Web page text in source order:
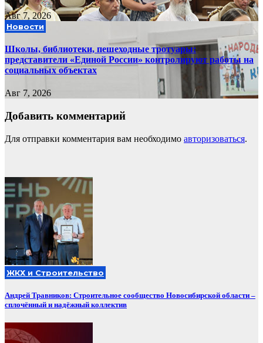
Авг 7, 2026
Новости
Школы, библиотеки, пешеходные тротуары:
представители «Единой России» контролируют работы на
социальных объектах
Авг 7, 2026
Добавить комментарий
Для отправки комментария вам необходимо авторизоваться.
ЖКХ и Строительство
Андрей Травников: Строительное сообщество Новосибирской области –
сплочённый и надёжный коллектив